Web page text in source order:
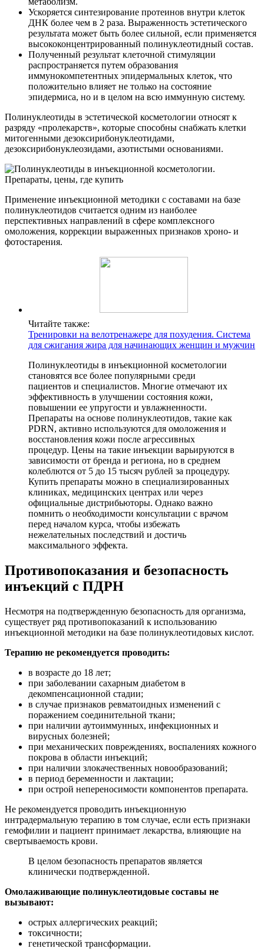
Ускоряется синтезирование протеинов внутри клеток
ДНК более чем в 2 раза. Выраженность эстетического
результата может быть более сильной, если применяется
высококонцентрированный полинуклеотидный состав.
Полученный результат клеточной стимуляции
распространяется путем образования
иммунокомпетентных эпидермальных клеток, что
положительно влияет не только на состояние
эпидермиса, но и в целом на всю иммунную систему.
Полинуклеотиды в эстетической косметологии относят к
разряду «пролекарств», которые способны снабжать клетки
митогенными дезоксирибонуклеотидами,
дезоксирибонуклеозидами, азотистыми основаниями.
Применение инъекционной методики с составами на базе
полинуклеотидов считается одним из наиболее
перспективных направлений в сфере комплексного
омоложения, коррекции выраженных признаков хроно- и
фотостарения.
Читайте также:
Тренировки на велотренажере для похудения. Система
для сжигания жира для начинающих женщин и мужчин
Полинуклеотиды в инъекционной косметологии
становятся все более популярными среди
пациентов и специалистов. Многие отмечают их
эффективность в улучшении состояния кожи,
повышении ее упругости и увлажненности.
Препараты на основе полинуклеотидов, такие как
PDRN, активно используются для омоложения и
восстановления кожи после агрессивных
процедур. Цены на такие инъекции варьируются в
зависимости от бренда и региона, но в среднем
колеблются от 5 до 15 тысяч рублей за процедуру.
Купить препараты можно в специализированных
клиниках, медицинских центрах или через
официальные дистрибьюторы. Однако важно
помнить о необходимости консультации с врачом
перед началом курса, чтобы избежать
нежелательных последствий и достичь
максимального эффекта.
Противопоказания и безопасность
инъекций с ПДРН
Несмотря на подтвержденную безопасность для организма,
существует ряд противопоказаний к использованию
инъекционной методики на базе полинуклеотидовых кислот.
Терапию не рекомендуется проводить:
в возрасте до 18 лет;
при заболевании сахарным диабетом в
декомпенсационной стадии;
в случае признаков ревматоидных изменений с
поражением соединительной ткани;
при наличии аутоиммунных, инфекционных и
вирусных болезней;
при механических повреждениях, воспалениях кожного
покрова в области инъекций;
при наличии злокачественных новообразований;
в период беременности и лактации;
при острой непереносимости компонентов препарата.
Не рекомендуется проводить инъекционную
интрадермальную терапию в том случае, если есть признаки
гемофилии и пациент принимает лекарства, влияющие на
свертываемость крови.
В целом безопасность препаратов является
клинически подтвержденной.
Омолаживающие полинуклеотидовые составы не
вызывают:
острых аллергических реакций;
токсичности;
генетической трансформации.